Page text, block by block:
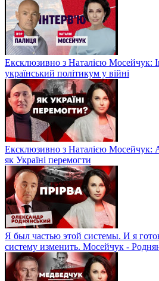
Ексклюзивно з Наталією Мосейчук:
український політикум у війні
Ексклюзивно з Наталією Мосейчук:
як Україні перемогти
Я был частью этой системы. И я
систему изменить. Мосейчук -